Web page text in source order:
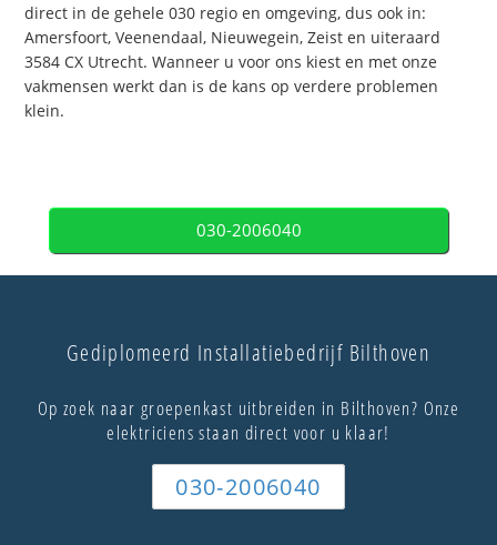
direct in de gehele 030 regio en omgeving, dus ook in:
Amersfoort, Veenendaal, Nieuwegein, Zeist en uiteraard
3584 CX Utrecht. Wanneer u voor ons kiest en met onze
vakmensen werkt dan is de kans op verdere problemen
klein.
030-2006040
Gediplomeerd Installatiebedrijf Bilthoven
Op zoek naar groepenkast uitbreiden in Bilthoven? Onze
elektriciens staan direct voor u klaar!
030-2006040